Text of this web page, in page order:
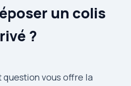
un colis
?
vous offre la